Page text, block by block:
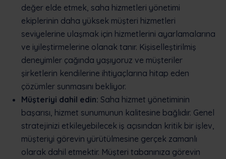
değer elde etmek, saha hizmetleri yönetimi
ekiplerinin daha yüksek müşteri hizmetleri
seviyelerine ulaşmak için hizmetlerini ayarlamalarına
ve iyileştirmelerine olanak tanır. Kişiselleştirilmiş
deneyimler çağında yaşıyoruz ve müşteriler
şirketlerin kendilerine ihtiyaçlarına hitap eden
çözümler sunmasını bekliyor.
Müşteriyi dahil edin: Saha hizmet yönetiminin
başarısı, hizmet sunumunun kalitesine bağlıdır. Genel
stratejinizi etkileyebilecek iş açısından kritik bir işlev,
müşteriyi görevin yürütülmesine gerçek zamanlı
olarak dahil etmektir. Müşteri tabanınıza görevin